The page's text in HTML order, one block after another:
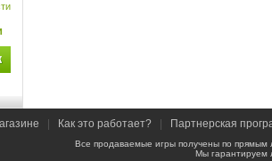
Как это работает? Партнерская
Все продаваемые игры получены по
Мы гарантируем